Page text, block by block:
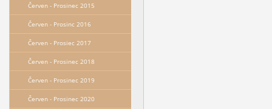
Červen - Prosinec 2015
Červen - Prosinc 2016
Červen - Prosiec 2017
Červen - Prosinec 2018
Červen - Prosinec 2019
Červen - Prosinec 2020